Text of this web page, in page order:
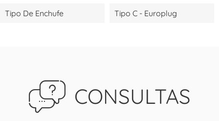
Tipo De Enchufe Tipo C - Europlug
CONSULTAS